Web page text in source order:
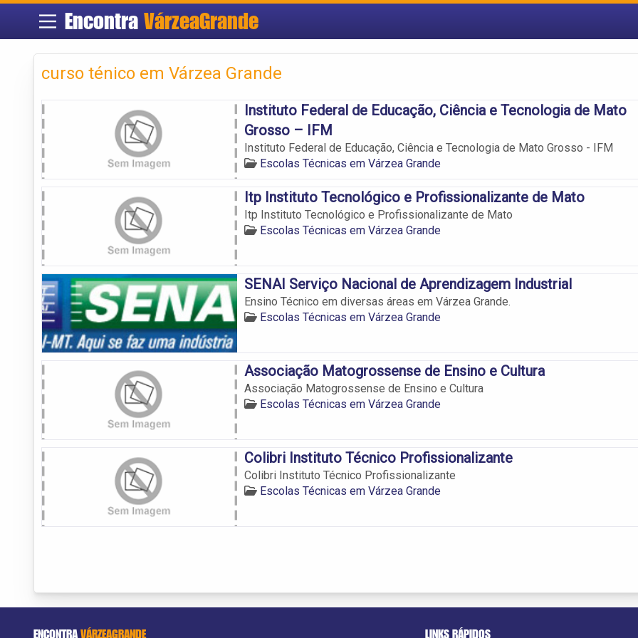
Encontra VárzeaGrande
curso ténico em Várzea Grande
Instituto Federal de Educação, Ciência e Tecnologia de Mato
Grosso – IFM
Instituto Federal de Educação, Ciência e Tecnologia de Mato Grosso - IFM
Escolas Técnicas em Várzea Grande
Itp Instituto Tecnológico e Profissionalizante de Mato
Itp Instituto Tecnológico e Profissionalizante de Mato
Escolas Técnicas em Várzea Grande
SENAI Serviço Nacional de Aprendizagem Industrial
Ensino Técnico em diversas áreas em Várzea Grande.
Escolas Técnicas em Várzea Grande
Associação Matogrossense de Ensino e Cultura
Associação Matogrossense de Ensino e Cultura
Escolas Técnicas em Várzea Grande
Colibri Instituto Técnico Profissionalizante
Colibri Instituto Técnico Profissionalizante
Escolas Técnicas em Várzea Grande
ENCONTRAVÁRZEAGRANDE LINKS RÁPIDOS